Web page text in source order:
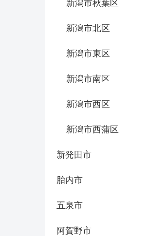
新潟市秋葉区
新潟市北区
新潟市東区
新潟市南区
新潟市西区
新潟市西蒲区
新発田市
胎内市
五泉市
阿賀野市